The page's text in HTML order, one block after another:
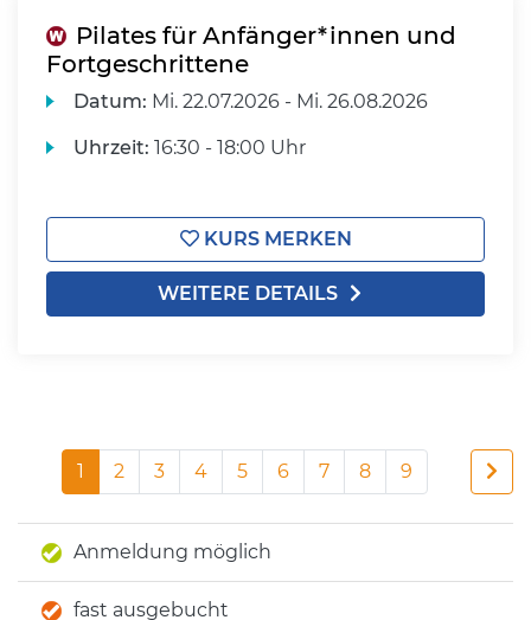
Pilates für Anfänger*innen und
Fortgeschrittene
Datum: Mi. 22.07.2026 - Mi. 26.08.2026
Uhrzeit: 16:30 - 18:00 Uhr
KURS MERKEN
WEITERE DETAILS
1 2 3 4 5 6 7 8 9
Anmeldung möglich
fast ausgebucht